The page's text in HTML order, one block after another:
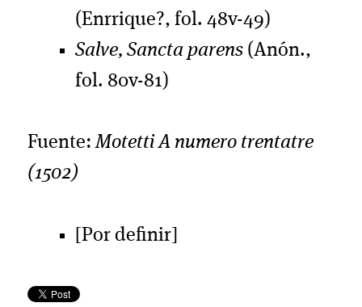
(Enrrique?, fol. 48v-49)
Salve, Sancta parens (Anón.,
fol. 80v-81)
Fuente:Motetti A numero trentatre
(1502)
[Por definir]